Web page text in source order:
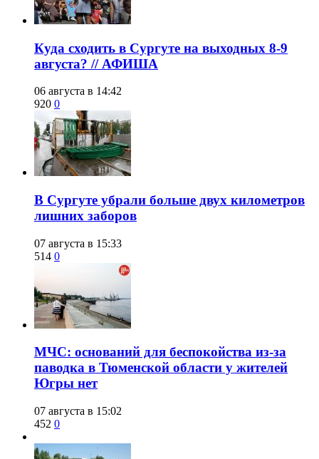
​Куда сходить в Сургуте на выходных 8-9
августа? // АФИША
06 августа в 14:42
920 0
​В Сургуте убрали больше двух километров
лишних заборов
07 августа в 15:33
514 0
​МЧС: оснований для беспокойства из-за
паводка в Тюменской области у жителей
Югры нет
07 августа в 15:02
452 0